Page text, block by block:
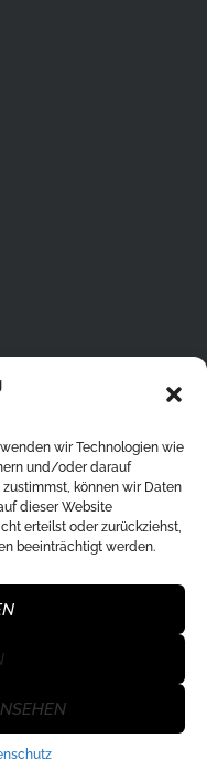
wir Technologien wie
und/oder darauf
können wir Daten
dieser Website
erteilst oder zurückziehst,
beeinträchtigt werden.
All Rights